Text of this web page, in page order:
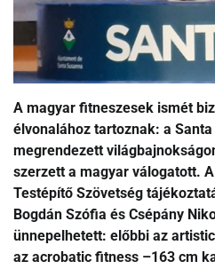
A magyar fitneszesek ismét
élvonalához tartoznak: a
megrendezett
szerzett a magyar válogatott.
Testépítő Szövetség
Bogdán Szófia és Csépány
ünnepelhetett: előbbi az
az acrobatic fitness –163 cm